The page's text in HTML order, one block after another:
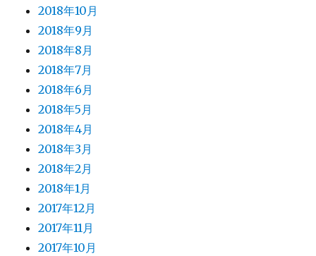
2018年10月
2018年9月
2018年8月
2018年7月
2018年6月
2018年5月
2018年4月
2018年3月
2018年2月
2018年1月
2017年12月
2017年11月
2017年10月